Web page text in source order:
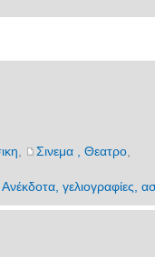
Σινεμα , Θεατρο,
Ανέκδοτα, γελιογραφίες,